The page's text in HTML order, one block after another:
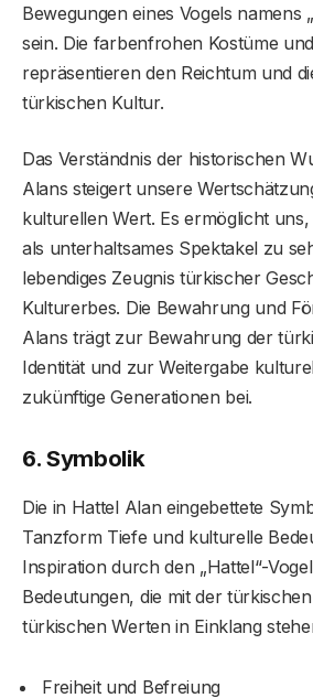
Bewegungen eines Vogels namens
sein. Die farbenfrohen Kostüme
repräsentieren den Reichtum und
türkischen Kultur.
Das Verständnis der historischen
Alans steigert unsere
kulturellen Wert. Es ermöglicht
als unterhaltsames Spektakel zu
lebendiges Zeugnis türkischer
Kulturerbes. Die Bewahrung und
Alans trägt zur Bewahrung der
Identität und zur Weitergabe
zukünftige Generationen bei.
6. Symbolik
Die in Hattel Alan eingebettete
Tanzform Tiefe und kulturelle
Inspiration durch den „Hattel“-
Bedeutungen, die mit der
türkischen Werten in Einklang
Freiheit und Befreiung